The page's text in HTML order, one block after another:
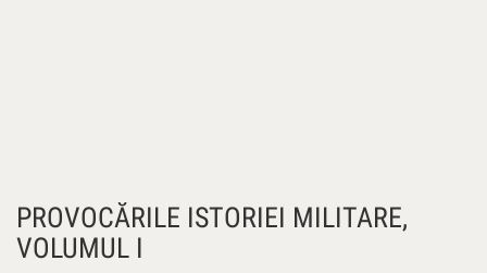
PROVOCĂRILE ISTORIEI MILITARE,
VOLUMUL I